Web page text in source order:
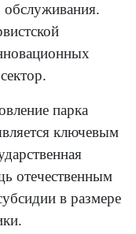
обслуживания.
парка
ключевым
отечественным
в размере